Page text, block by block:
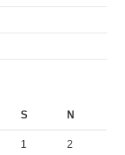
S N
1 2